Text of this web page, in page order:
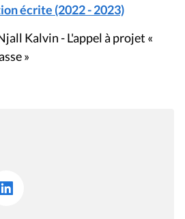
écrite (2022 - 2023)
Kalvin - L'appel à projet «
»